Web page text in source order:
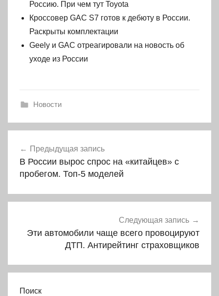
Россию. При чем тут Toyota
Кроссовер GAC S7 готов к дебюту в России.
Раскрыты комплектации
Geely и GAC отреагировали на новость об
уходе из России
Новости
по
записям
Предыдущая запись
В России вырос спрос на «китайцев» с
пробегом. Топ-5 моделей
Следующая запись
Эти автомобили чаще всего провоцируют
ДТП. Антирейтинг страховщиков
Поиск